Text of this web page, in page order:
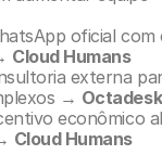
oficial com
Cloud Humans
externa
→ Octadesk
econômico
Cloud Humans